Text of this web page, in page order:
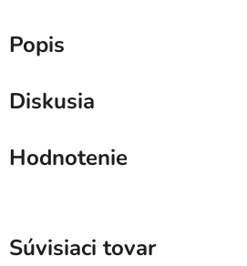
Popis
Diskusia
Hodnotenie
Súvisiaci tovar